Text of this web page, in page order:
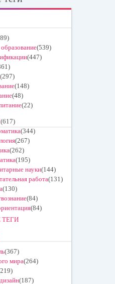
(539)
(447)
(297)
(148)
(48)
(22)
(617)
(344)
(267)
(262)
(195)
науки(144)
работа(131)
(130)
(84)
(84)
ТЕГИ
(367)
мира(264)
(187)